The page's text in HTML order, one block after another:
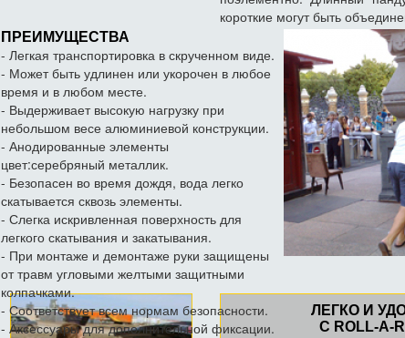
короткие могут быть
ПРЕИМУЩЕСТВА
- Легкая транспортировка в скрученном виде.
- Может быть удлинен или укорочен в любое
время и в любом месте.
- Выдерживает высокую нагрузку при
небольшом весе алюминиевой конструкции.
- Анодированные элементы
цвет:серебряный металлик.
- Безопасен во время дождя, вода легко
скатывается сквозь элементы.
- Слегка искривленная поверхность для
легкого скатывания и закатывания.
- При монтаже и демонтаже руки защищены
от травм угловыми желтыми защитными
колпачками.
- Соответствует всем нормам безопасности.
- Аксессуары для дополнительной фиксации.
ЛЕГКО И
С ROLL-